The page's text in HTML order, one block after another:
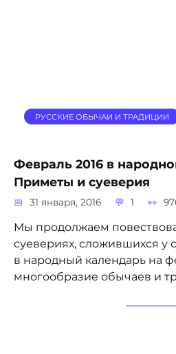
РУССКИЕ ОБЫЧАИ И ТРАДИЦИИ
Февраль 2016 в
Приметы и суеверия
31 января, 2016 1
Мы продолжаем
суевериях, сложившихся у
в народный календарь на
многообразие обычаев и